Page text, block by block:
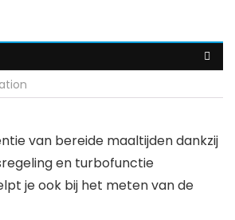
van bereide maaltijden dankzij
en turbofunctie
je ook bij het meten van de